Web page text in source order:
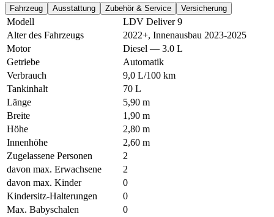
Fahrzeug Ausstattung Zubehör & Service Versicherung
Modell
LDV Deliver 9
Alter des Fahrzeugs
2022+, Innenausbau 2023-2025
Motor
Diesel — 3.0 L
Getriebe
Automatik
Verbrauch
9,0 L/100 km
Tankinhalt
70 L
Länge
5,90 m
Breite
1,90 m
Höhe
2,80 m
Innenhöhe
2,60 m
Zugelassene Personen
2
davon max. Erwachsene
2
davon max. Kinder
0
Kindersitz-Halterungen
0
Max. Babyschalen
0